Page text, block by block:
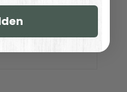
kg
× 40,00 × 103,00